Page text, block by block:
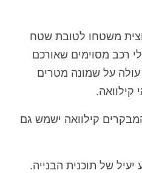
משטחו לטובת שטח
רכב מסוימים שאורכם
עולה על שמונה מטרים
קילוואה.
קילוואה ישמש גם
יעיל של תוכנית הבנייה.